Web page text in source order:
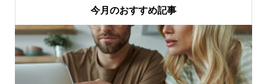
今月のおすすめ記事